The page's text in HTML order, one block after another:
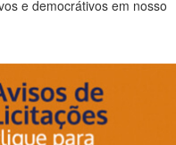
e democrátivos em nosso